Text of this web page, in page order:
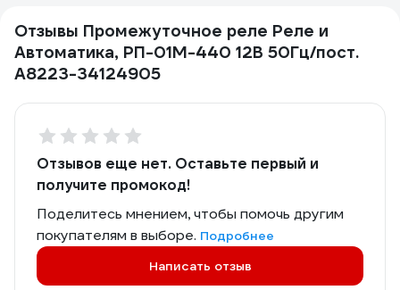
Отзывы Промежуточное реле Реле и
Автоматика, РП-01М-440 12В 50Гц/пост.
A8223-34124905
Отзывов еще нет. Оставьте первый и
получите промокод!
Поделитесь мнением, чтобы помочь другим
покупателям в выборе. Подробнее
Написать отзыв